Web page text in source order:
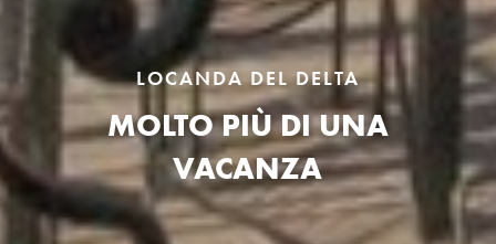
LOCANDA DEL DELTA
MOLTO PIÙ DI UNA
VACANZA